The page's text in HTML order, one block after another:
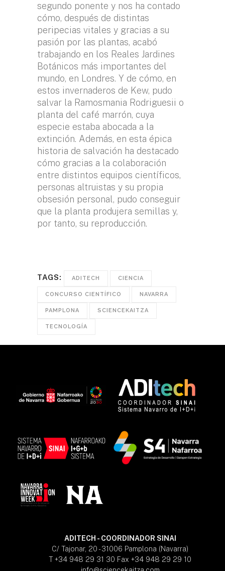
segundo ponente y nos ha contado
cómo, después de distintas
peripecias vitales y gracias a su
pasión por las plantas, acabó
trabajando en los Reales Jardines
Botánicos más importantes del
mundo, en Londres. Y de cómo, en
estos invernaderos de Kew, pudo
salvar la Ramosmania Rodriguesii o
planta del café marrón, cuya
especie estaba abocada a la
extinción. Además, en esta épica
historia de salvación ha destacado
cómo gracias a la colaboración
entre distintos equipos científicos,
personas altruistas y su propia
obsesión personal, pudo conseguir
que la planta produjera semillas y,
por tanto, su reproducción.
TAGS: ADITECH CIENCIA
CONCURSO CIENTÍFICO NAVARRA
PAMPLONA SCIENCEKAITZA
TECNOLOGÍA
ADITECH - COORDINADOR SINAI
C/ Tajonar, 20 - 31006 Pamplona (Navarra)
T +34 948 29 31 30 Fax +34 948 29 29 10